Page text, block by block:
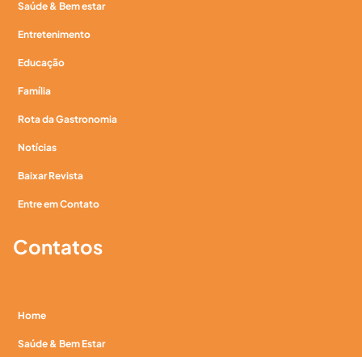
Saúde & Bem estar
Entretenimento
Educação
Família
Rota da Gastronomia
Notícias
Baixar Revista
Entre em Contato
Contatos
Home
Saúde & Bem Estar